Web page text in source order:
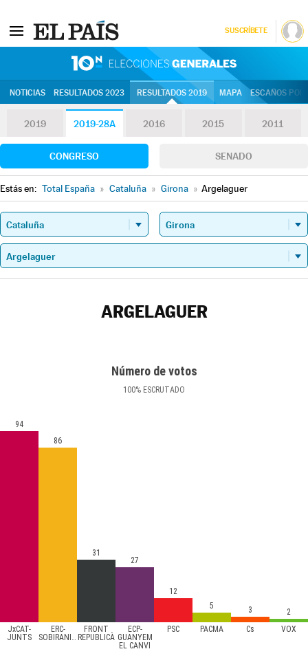
SUSCRÍBETE
NOTICIAS RESULTADOS 2023 RESULTADOS 2019 MAPA ESCAÑOS
2019 2019-28A 2016 2015 2011
CONGRESO SENADO
Estás en: Total España » Cataluña » Girona » Argelaguer
ARGELAGUER
Número de votos
100% ESCRUTADO
JxCAT-
JUNTS
ERC-
SOBIRANISTES
FRONT
REPUBLICÀ
ECP-
GUANYEM
EL CANVI
PSC PACMA Cs VOX
94
86
31
27
12
5
3 2